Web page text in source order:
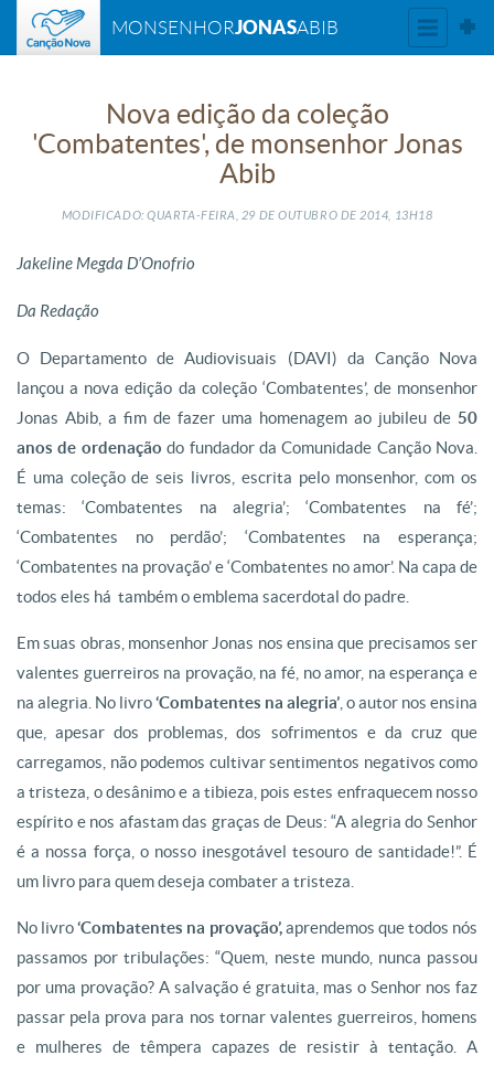
MONSENHORJONASABIB
Nova edição da coleção
'Combatentes', de monsenhor Jonas
Abib
MODIFICADO: QUARTA-FEIRA, 29 DEOUTUBRO DE2014, 13H18
Jakeline Megda D’Onofrio
Da Redação
O Departamento de Audiovisuais (DAVI) da Canção Nova
lançou a nova edição da coleção ‘Combatentes’, de monsenhor
Jonas Abib, a fim de fazer uma homenagem ao jubileu de 50
anos de ordenaçãodo fundador da Comunidade Canção Nova.
É uma coleção de seis livros, escrita pelo monsenhor, com os
temas: ‘Combatentes na alegria’; ‘Combatentes na fé’;
‘Combatentes no perdão’; ‘Combatentes na esperança;
‘Combatentes na provação’ e ‘Combatentes no amor’. Na capa de
todos eles há também o emblema sacerdotal do padre.
Em suas obras, monsenhor Jonas nos ensina que precisamos ser
valentes guerreiros na provação, na fé, no amor, na esperança e
na alegria. No livro‘Combatentes na alegria’ , o autor nos ensina
que, apesar dos problemas, dos sofrimentos e da cruz que
carregamos, não podemos cultivar sentimentos negativos como
a tristeza, o desânimo e a tibieza, pois estes enfraquecem nosso
espírito e nos afastam das graças de Deus: “A alegria do Senhor
é a nossa força, o nosso inesgotável tesouro de santidade!”. É
um livro para quem deseja combater a tristeza.
No livro‘Combatentes na provação’,aprendemos que todos nós
passamos por tribulações: “Quem, neste mundo, nunca passou
por uma provação? A salvação é gratuita, mas o Senhor nos faz
passar pela prova para nos tornar valentes guerreiros, homens
e mulheres de têmpera capazes de resistir à tentação. A